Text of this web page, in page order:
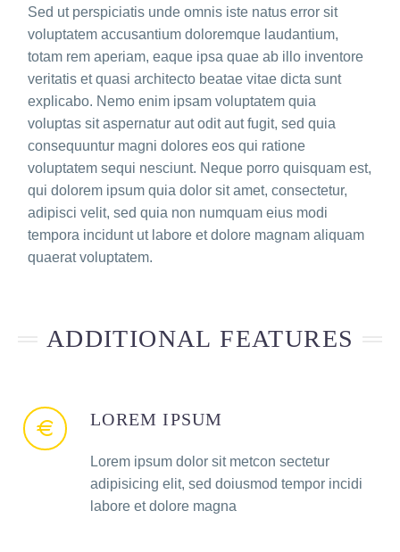
Sed ut perspiciatis unde omnis iste natus error sit
voluptatem accusantium doloremque laudantium,
totam rem aperiam, eaque ipsa quae ab illo inventore
veritatis et quasi architecto beatae vitae dicta sunt
explicabo. Nemo enim ipsam voluptatem quia
voluptas sit aspernatur aut odit aut fugit, sed quia
consequuntur magni dolores eos qui ratione
voluptatem sequi nesciunt. Neque porro quisquam est,
qui dolorem ipsum quia dolor sit amet, consectetur,
adipisci velit, sed quia non numquam eius modi
tempora incidunt ut labore et dolore magnam aliquam
quaerat voluptatem.
ADDITIONAL FEATURES
LOREM IPSUM
Lorem ipsum dolor sit metcon sectetur
adipisicing elit, sed doiusmod tempor incidi
labore et dolore magna